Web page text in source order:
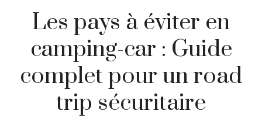
Les pays à éviter en
camping-car : Guide
complet pour un road
trip sécuritaire